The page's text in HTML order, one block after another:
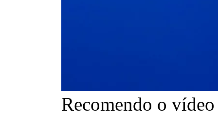
Recomendo o